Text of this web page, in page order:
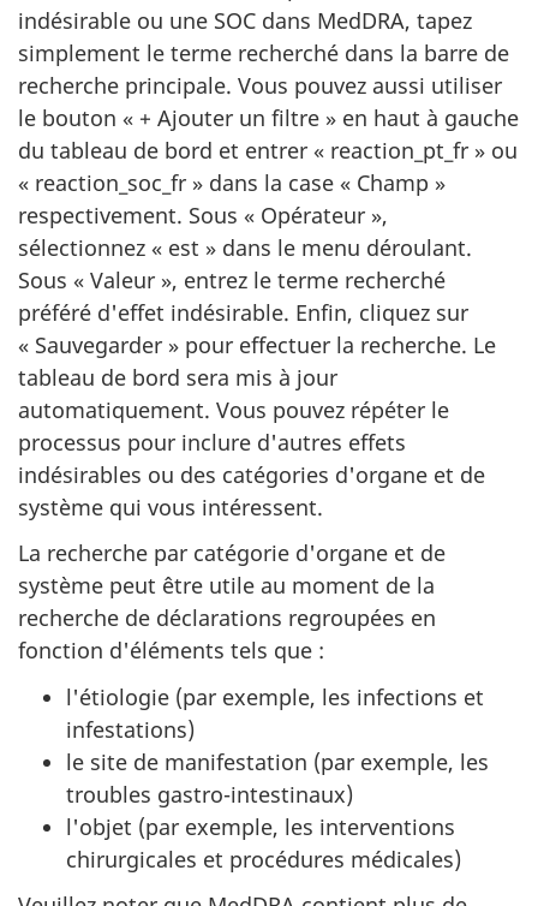
indésirable ou une SOC dans MedDRA, tapez
simplement le terme recherché dans la barre de
recherche principale. Vous pouvez aussi utiliser
le bouton « + Ajouter un filtre » en haut à gauche
du tableau de bord et entrer « reaction_pt_fr » ou
« reaction_soc_fr » dans la case « Champ »
respectivement. Sous « Opérateur »,
sélectionnez « est » dans le menu déroulant.
Sous « Valeur », entrez le terme recherché
préféré d'effet indésirable. Enfin, cliquez sur
« Sauvegarder » pour effectuer la recherche. Le
tableau de bord sera mis à jour
automatiquement. Vous pouvez répéter le
processus pour inclure d'autres effets
indésirables ou des catégories d'organe et de
système qui vous intéressent.
La recherche par catégorie d'organe et de
système peut être utile au moment de la
recherche de déclarations regroupées en
fonction d'éléments tels que :
l'étiologie (par exemple, les infections et
infestations)
le site de manifestation (par exemple, les
troubles gastro-intestinaux)
l'objet (par exemple, les interventions
chirurgicales et procédures médicales)